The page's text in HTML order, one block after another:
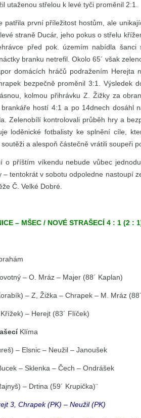
utaženou střelou k levé tyči proměnil 2:1.
patřila první příležitost hostům, ale
straně Ducár, jeho pokus o střelu
před pok. územím nabídla
branku netrefil. Okolo 65´ však
domácích hráčů podražením Herejta
bezpečně proměnil 3:1. Výsledek
kolmou přihrávku Z. Žižky za
hostí 4:1 a po 14dnech dosáhl
Zelenobílí kontrolovali průběh hry a
loděnické fotbalisty ke splnění cíle,
a alespoň částečně vrátili soupeři
o příštím víkendu nebude vůbec
– tentokrát v sobotu odpoledne nastoupí
Č. Velké Dobré.
– MŠEC / NOVÉ STRAŠECÍ 4 : 1 (2 :
– O. Mráz – Majer (88´ Kaplan)
– Z, Žižka – Chrapek – M. Mráz
– Herejt (83´ Flíček)
Klíma
– Elsnic – Neužil – Janoušek
– Sklenka – Čech – Ondrášek
– Drtina (59´ Krupička)¨
3, Chrapek (PK) – Neužil (PK)